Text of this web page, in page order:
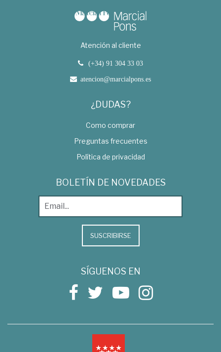
Atención al cliente
(+34) 91 304 33 03
atencion@marcialpons.es
¿DUDAS?
Como comprar
Preguntas frecuentes
Política de privacidad
BOLETÍN DE NOVEDADES
SUSCRIBIRSE
SÍGUENOS EN